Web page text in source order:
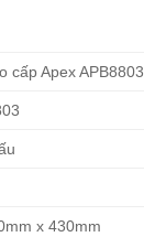
cấp Apex APB8803
x 430mm